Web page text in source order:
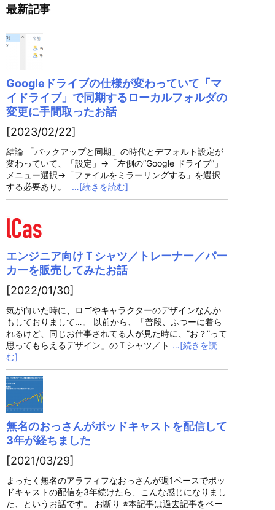
最新記事
Googleドライブの仕様が変わっていて「マ
イドライブ」で同期するローカルフォルダの
変更に手間取ったお話
[2023/02/22]
結論 「バックアップと同期」の時代とデフォルト設定が
変わっていて、「設定」→「左側の”Google ドライブ”」
メニュー選択→「ファイルをミラーリングする」を選択
する必要あり。
…[続きを読む]
エンジニア向けＴシャツ／トレーナー／パー
カーを販売してみたお話
[2022/01/30]
気が向いた時に、ロゴやキャラクターのデザインなんか
もしておりまして…。 以前から、「普段、ふつーに着ら
れるけど、同じお仕事されてる人が見た時に、”お？”って
思ってもらえるデザイン」のＴシャツ／ト …[続きを読
む]
無名のおっさんがポッドキャストを配信して
3年が経ちました
[2021/03/29]
まったく無名のアラフィフなおっさんが週1ペースでポッ
ドキャストの配信を3年続けたら、こんな感じになりまし
た、というお話です。 お断り ※本記事は過去記事をベー